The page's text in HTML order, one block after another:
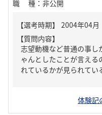
職種 ： 非公開
【質問内容】
志望動機など普通の事し
ゃんとしたことが言え
れているかが見られてい
体験記